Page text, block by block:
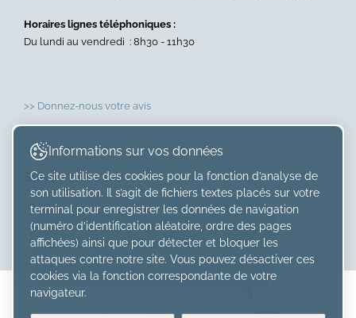
Horaires lignes téléphoniques :
Du lundi au vendredi : 8h30 - 11h30
>> Donnez-nous votre avis
>> Accéder au calendrier des paiements
Suivez-nous sur
© 2026 Caisse cantonale vaudoise de Compensation AVS. Tous droits
Informations sur vos données
Ce site utilise des cookies pour la fonction d’analyse de
son utilisation. Il s’agit de fichiers textes placés sur votre
terminal pour enregistrer les données de navigation
(numéro d’identification aléatoire, ordre des pages
affichées) ainsi que pour détecter et bloquer les
attaques contre notre site. Vous pouvez désactiver ces
cookies via la fonction correspondante de votre
navigateur.
Bonjour, souhaiteriez-vous que je
vous guide dans vos recherches?
×